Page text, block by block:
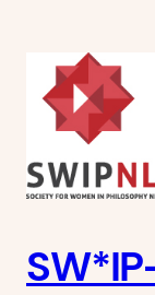
inhoud